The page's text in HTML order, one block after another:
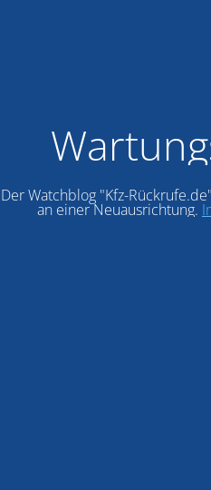
Der Watchblog "Kfz-
an einer Neuausrichtung.